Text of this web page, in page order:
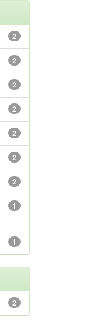
2
2
2
2
2
2
2
1
1
2